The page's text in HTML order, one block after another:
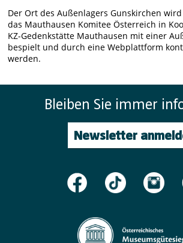
Der Ort des Außenlagers Gunskirchen
das Mauthausen Komitee Österreich in
KZ-Gedenkstätte Mauthausen mit einer
bespielt und durch eine Webplattform
werden.
Bleiben Sie immer
Newsletter